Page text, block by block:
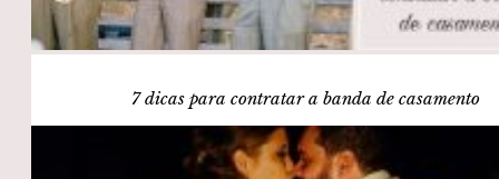
7 dicas para contratar a banda de casamento